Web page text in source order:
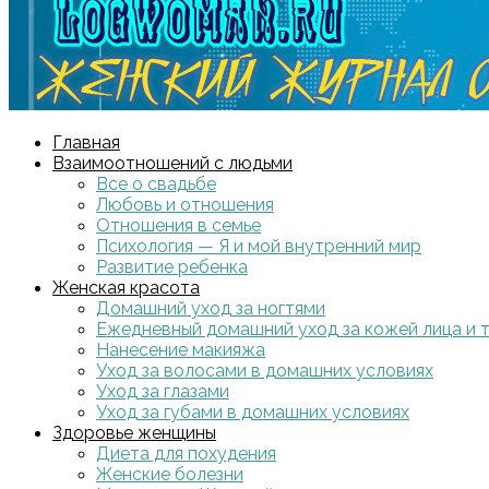
Главная
Взаимоотношений с людьми
Все о свадьбе
Любовь и отношения
Отношения в семье
Психология — Я и мой внутренний мир
Развитие ребенка
Женская красота
Домашний уход за ногтями
Ежедневный домашний уход за кожей лица и
Нанесение макияжа
Уход за волосами в домашних условиях
Уход за глазами
Уход за губами в домашних условиях
Здоровье женщины
Диета для похудения
Женские болезни